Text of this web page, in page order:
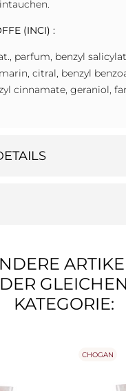
(INCI) :
parfum, benzyl
citral, benzyl
cinnamate, geraniol,
DER GLEICHEN
KATEGORIE:
CHOGAN